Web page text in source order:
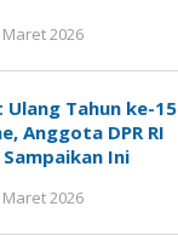
2026
Ulang Tahun ke-15
Anggota DPR RI
Ini
2026